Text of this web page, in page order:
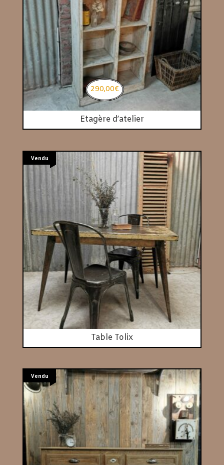
Etagère d’atelier
290,00€
Vendu
Table Tolix
Vendu